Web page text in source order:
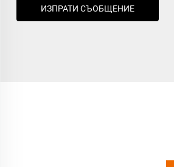
ИЗПРАТИ СЪОБЩЕНИЕ